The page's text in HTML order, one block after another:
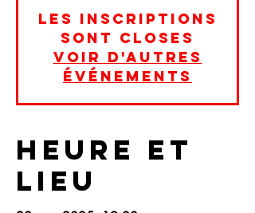
Les inscriptions
sont closes
Voir d'autres
événements
Heure et
lieu